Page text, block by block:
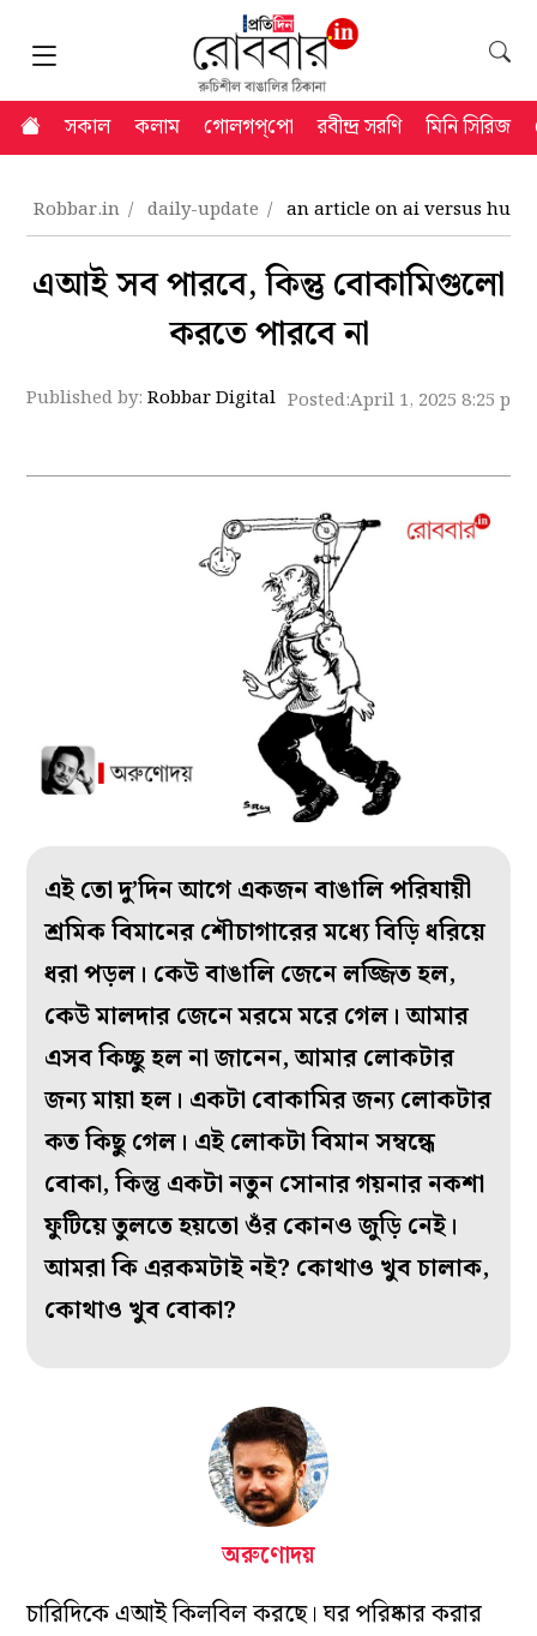
সকাল কলাম গোলগপ্‌পো রবীন্দ্র সরণি মিনি সিরিজ
Robbar.in daily-update an article on ai versus
এআই সব পারবে, কিন্তু বোকামিগুলো
করতে পারবে না
Published by:Robbar Digital Posted:April 1, 2025 8:25 pm
এই তো দু’দিন আগে একজন বাঙালি পরিযায়ী
শ্রমিক বিমানের শৌচাগারের মধ্যে বিড়ি ধরিয়ে
ধরা পড়ল। কেউ বাঙালি জেনে লজ্জিত হল,
কেউ মালদার জেনে মরমে মরে গেল। আমার
এসব কিচ্ছু হল না জানেন, আমার লোকটার
জন্য মায়া হল। একটা বোকামির জন্য লোকটার
কত কিছু গেল। এই লোকটা বিমান সম্বন্ধে
বোকা, কিন্তু একটা নতুন সোনার গয়নার নকশা
ফুটিয়ে তুলতে হয়তো ওঁর কোনও জুড়ি নেই।
আমরা কি এরকমটাই নই? কোথাও খুব চালাক,
কোথাও খুব বোকা?
অরুণোদয়
চারিদিকে এআই কিলবিল করছে। ঘর পরিষ্কার করার